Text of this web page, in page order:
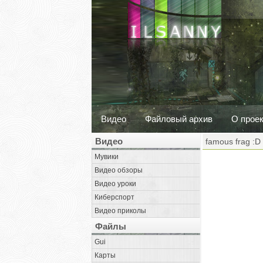
Видео Файловый архив О
Видео
Мувики
Видео обзоры
Видео уроки
Киберспорт
Видео приколы
Файлы
Gui
Карты
famous frag :D